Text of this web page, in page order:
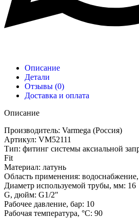
Описание
Детали
Отзывы (0)
Доставка и оплата
Описание
Производитель: Varmega (Россия)
Артикул: VM52111
Тип: фитинг системы аксиальной
Fit
Материал: латунь
Область применения:
Диаметр используемой трубы, мм: 16
G, дюйм: G1/2″
Рабочее давление, бар: 10
Рабочая температура, °С: 90